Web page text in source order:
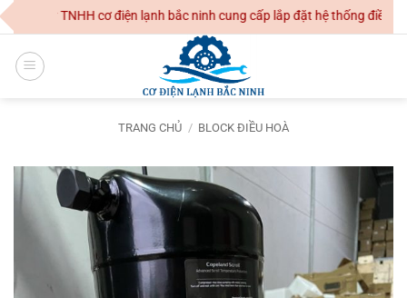
Skip
to
content
Ty TNHH cơ điện lạnh bắc ninh cung cấp lắp đặt hệ thống điều hoà
TRANG CHỦ / BLOCK ĐIỀU HOÀ